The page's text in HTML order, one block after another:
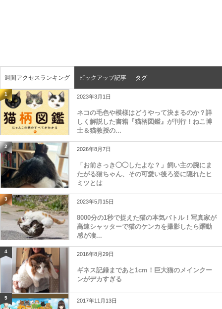
週間アクセスランキング ピックアップ記事 タグ
1 2023年3月1日
ネコの毛色や模様はどうやって決まるのか？詳
しく解説した書籍『猫柄図鑑』が刊行！ねこ博
士＆猫教授の...
2 2026年8月7日
「お前さっき◯◯したよな？」飼い主の腕にま
たがる猫ちゃん、その可愛い後ろ姿に隠れたヒ
ミツとは
3 2023年5月15日
8000分の1秒で捉えた猫の本気バトル！写真家が
高速シャッターで猫のケンカを撮影したら躍動
感が凄...
4 2016年8月29日
ギネス記録まであと1cm！巨大猫のメインクー
ンがデカすぎる
5 2017年11月13日